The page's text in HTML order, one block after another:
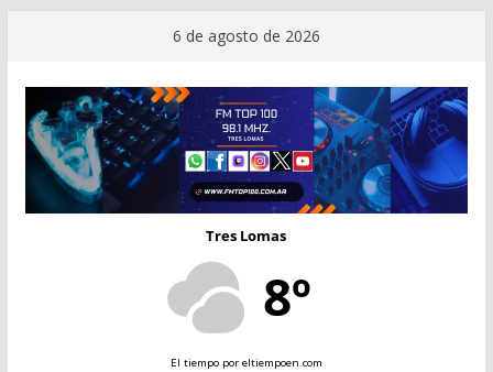
contenido
6 de agosto de 2026
Tres Lomas
8º
El tiempopor eltiempoen.com